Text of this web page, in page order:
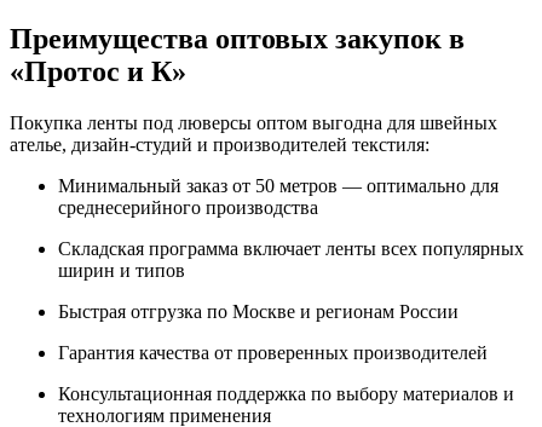
Преимущества оптовых закупок в
«Протос и К»
Покупка ленты под люверсы оптом выгодна для швейных
ателье, дизайн-студий и производителей текстиля:
Минимальный заказ от 50 метров — оптимально для
среднесерийного производства
Складская программа включает ленты всех популярных
ширин и типов
Быстрая отгрузка по Москве и регионам России
Гарантия качества от проверенных производителей
Консультационная поддержка по выбору материалов и
технологиям применения